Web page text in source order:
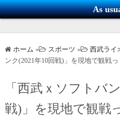
コ
ン
ツ
ッ
As
ホーム » スポーツ » 西武ライ
ンク(2021年10回戦)」を現地で観戦っ
「西武ｘソフトバ
戦)」を現地で観戦